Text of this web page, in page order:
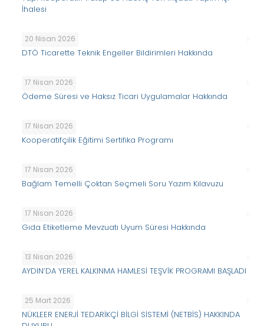
İhalesi
20 Nisan 2026
DTÖ Ticarette Teknik Engeller Bildirimleri Hakkında
17 Nisan 2026
Ödeme Süresi ve Haksız Ticari Uygulamalar Hakkında
17 Nisan 2026
Kooperatifçilik Eğitimi Sertifika Programı
17 Nisan 2026
Bağlam Temelli Çoktan Seçmeli Soru Yazım Kılavuzu
17 Nisan 2026
Gıda Etiketleme Mevzuatı Uyum Süresi Hakkında
13 Nisan 2026
AYDIN’DA YEREL KALKINMA HAMLESİ TEŞVİK PROGRAMI BAŞLADI
25 Mart 2026
NÜKLEER ENERJİ TEDARİKÇİ BİLGİ SİSTEMİ (NETBİS) HAKKINDA